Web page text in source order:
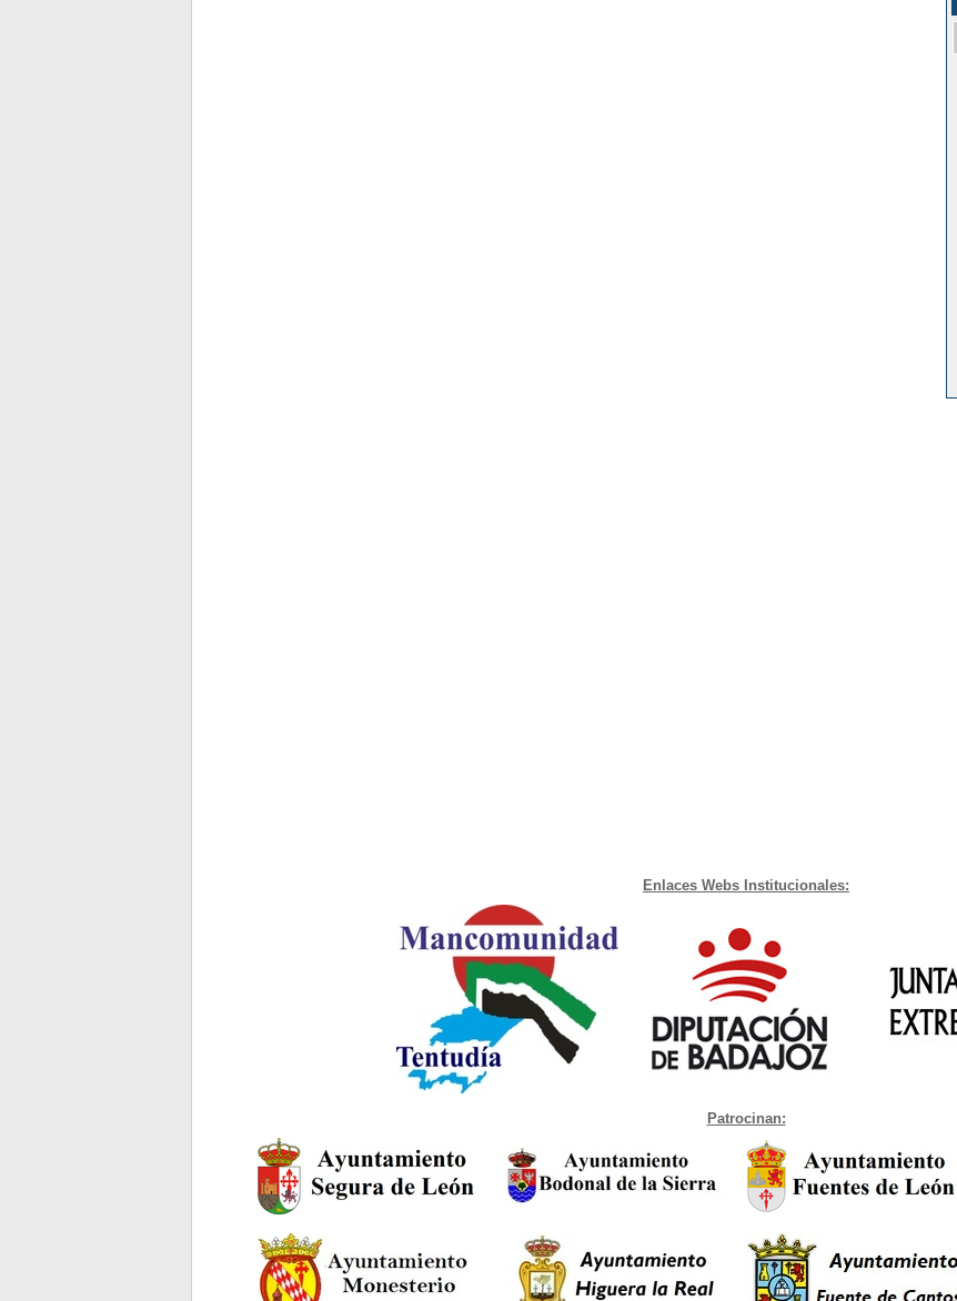
Enlaces Webs Institucionales:
Patrocinan: